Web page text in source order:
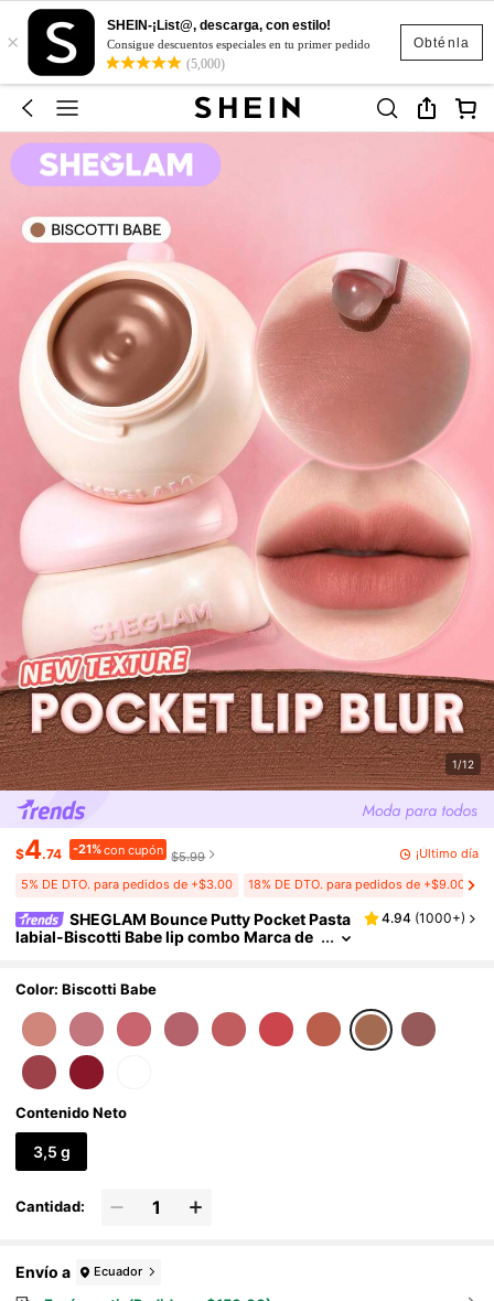
Obténla
×
SHEIN-¡List@, descarga, con estilo!
Consigue descuentos especiales en tu primer pedido
(5,000)
1/12
$4.74 -21%con cupón $5.99 ¡Último día
5% DE DTO. para pedidos de +$3.00 18% DE DTO. para pedidos de +$9.00
SHEGLAM Bounce Putty Pocket Pasta
labial-Biscotti Babe lip combo Marca de
4.94 (1000+)
Color: Biscotti Babe
Contenido Neto
3,5 g
Cantidad:
Envío a Ecuador